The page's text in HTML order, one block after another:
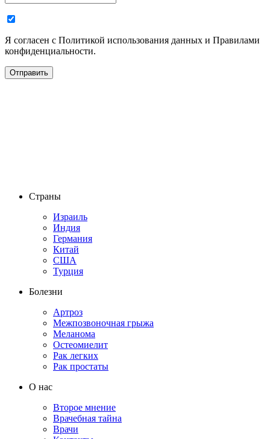
Я согласен с Политикой использования данных и Правилами
конфиденциальности.
Страны
Израиль
Индия
Германия
Китай
США
Турция
Болезни
Артроз
Межпозвоночная грыжа
Меланома
Остеомиелит
Рак легких
Рак простаты
О нас
Второе мнение
Врачебная тайна
Врачи